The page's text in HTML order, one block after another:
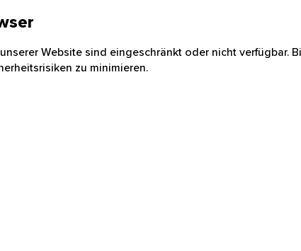
Website sind eingeschränkt oder nicht verfügbar.
zu minimieren.